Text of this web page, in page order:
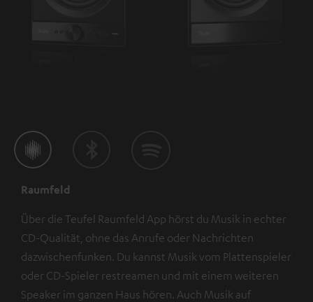
Raumfeld
Über die Teufel Raumfeld App hörst du Musik in echter
CD-Qualität, ohne das Anrufe oder Nachrichten
dazwischenfunken. Du kannst Musik vom Plattenspieler
oder CD-Spieler restreamen und mit einem weiteren
Speaker im ganzen Haus hören. Auch Musik auf